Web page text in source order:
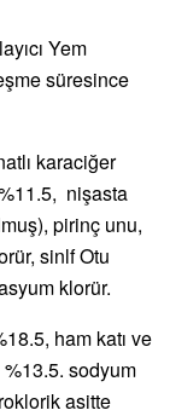
Yem
süresince
karaciğer
nişasta
pirinç unu,
sinlf Otu
klorür.
ham katı ve
%13.5. sodyum
asitte